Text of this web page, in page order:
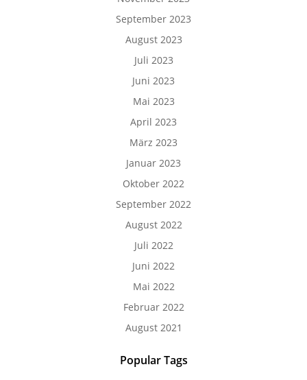
September 2023
August 2023
Juli 2023
Juni 2023
Mai 2023
April 2023
März 2023
Januar 2023
Oktober 2022
September 2022
August 2022
Juli 2022
Juni 2022
Mai 2022
Februar 2022
August 2021
Popular Tags